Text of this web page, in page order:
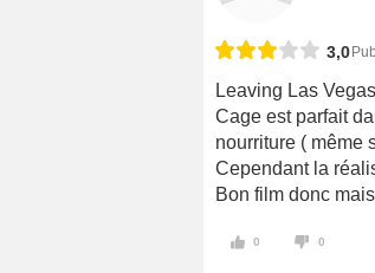
3,0
Leaving Las
Cage est parfait
nourriture ( même
Cependant la
Bon film donc
0 0